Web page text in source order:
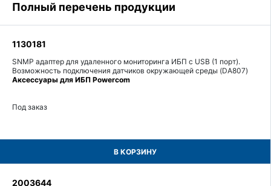
Полный перечень продукции
1130181
SNMP адаптер для удаленного мониторинга ИБП с USB (1 порт).
Возможность подключения датчиков окружающей среды (DA807)
Аксессуары для ИБП Powercom
Под заказ
В КОРЗИНУ
2003644